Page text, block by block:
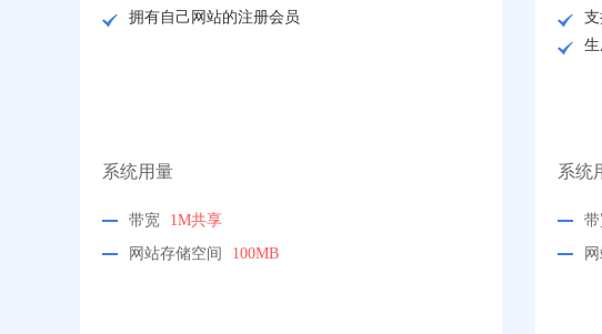
拥有自己网站的注册会员
系统用量
带宽
1M共享
网站存储空间
100MB
系统